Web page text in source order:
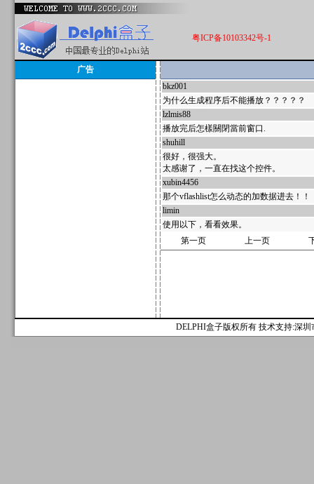
粤ICP备10103342号-1
广告
bkz001
为什么生成程序后不能播放？？？？？
lzlmis88
播放完后怎樣關閉當前窗口.
shuhill
很好，很强大。
太感谢了，一直在找这个控件。
xubin4456
那个vflashlist怎么动态的加数据进去！！
limin
使用以下，看看效果。
第一页
上一页
DELPHI盒子版权所有 技术支持:深